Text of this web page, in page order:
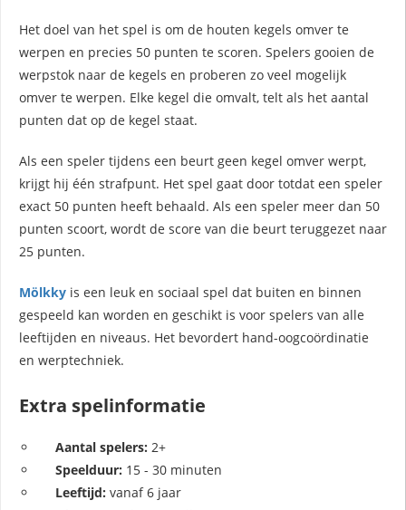
Het doel van het spel is om de houten kegels omver te
werpen en precies 50 punten te scoren. Spelers gooien de
werpstok naar de kegels en proberen zo veel mogelijk
omver te werpen. Elke kegel die omvalt, telt als het aantal
punten dat op de kegel staat.
Als een speler tijdens een beurt geen kegel omver werpt,
krijgt hij één strafpunt. Het spel gaat door totdat een speler
exact 50 punten heeft behaald. Als een speler meer dan 50
punten scoort, wordt de score van die beurt teruggezet naar
25 punten.
Mölkky is een leuk en sociaal spel dat buiten en binnen
gespeeld kan worden en geschikt is voor spelers van alle
leeftijden en niveaus. Het bevordert hand-oogcoördinatie
en werptechniek.
Extra spelinformatie
Aantal spelers: 2+
Speelduur: 15 - 30 minuten
Leeftijd:vanaf 6 jaar